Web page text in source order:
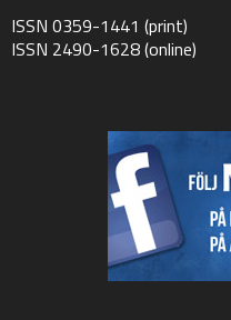
ISSN 0359-1441 (print)
ISSN 2490-1628 (online)